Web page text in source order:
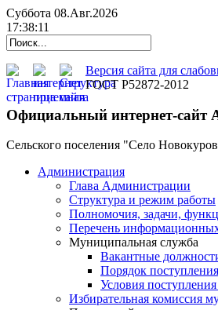
Суббота 08.Авг.2026
17:38:12
Версия сайта для
ГОСТ Р52872-2012
Официальный интернет-сайт
Сельского поселения "Село
Администрация
Глава Администрации
Структура и режим работы
Полномочия, задачи,
Перечень
Муниципальная служба
Вакантные
Порядок
Условия
Избирательная комиссия